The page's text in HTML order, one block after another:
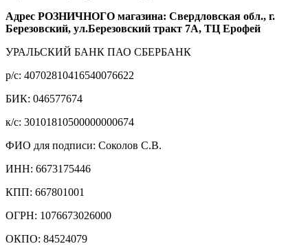
Адрес РОЗНИЧНОГО магазина: Свердловская обл., г.
Березовский, ул.Березовский тракт 7А, ТЦ Ерофей
УРАЛЬСКИЙ БАНК ПАО СБЕРБАНК
р/c: 40702810416540076622
БИК: 046577674
к/c: 30101810500000000674
ФИО для подписи: Соколов С.В.
ИНН: 6673175446
КПП: 667801001
ОГРН: 1076673026000
ОКПО: 84524079